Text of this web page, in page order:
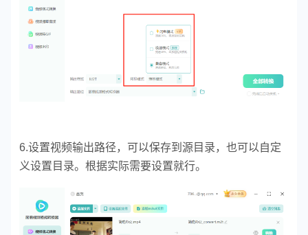
6.设置视频输出路径，可以保存到源目录，也可以自定
义设置目录。根据实际需要设置就行。